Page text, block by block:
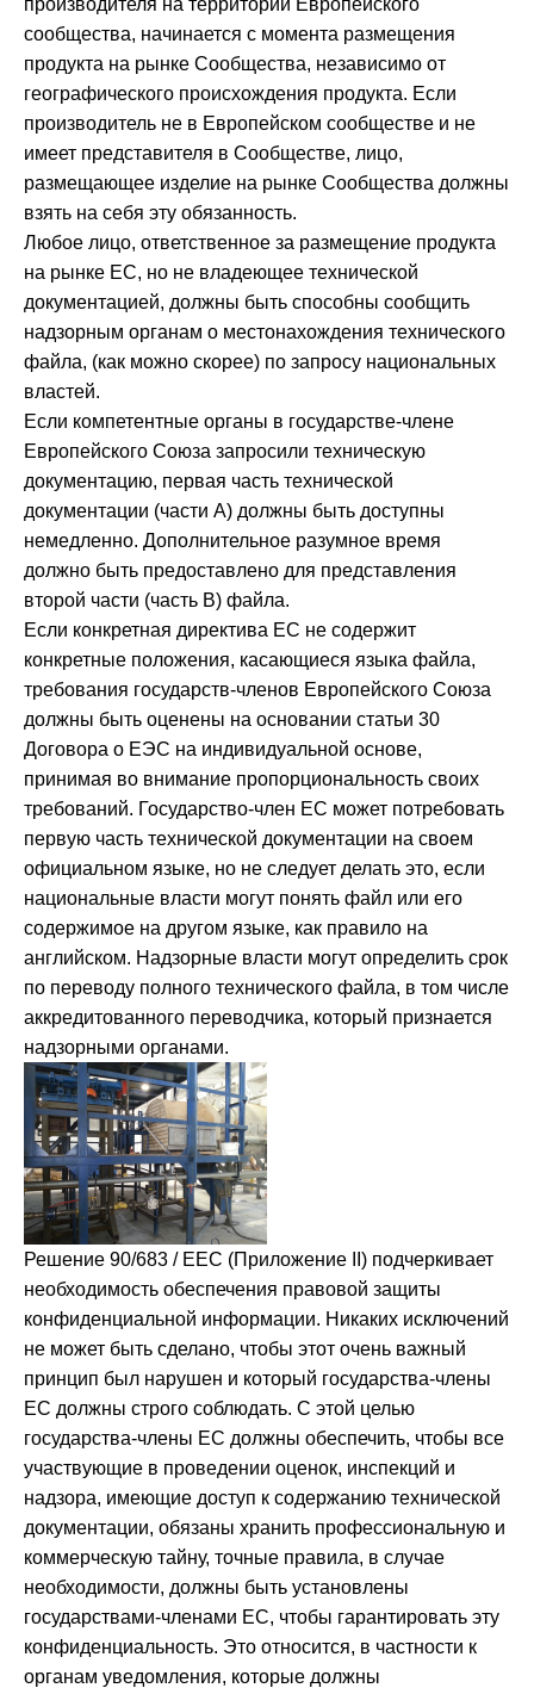
производителя на территории Европейского
сообщества, начинается с момента размещения
продукта на рынке Сообщества, независимо от
географического происхождения продукта. Если
производитель не в Европейском сообществе и не
имеет представителя в Сообществе, лицо,
размещающее изделие на рынке Сообщества должны
взять на себя эту обязанность.
Любое лицо, ответственное за размещение продукта
на рынке ЕС, но не владеющее технической
документацией, должны быть способны сообщить
надзорным органам о местонахождения технического
файла, (как можно скорее) по запросу национальных
властей.
Если компетентные органы в государстве-члене
Европейского Союза запросили техническую
документацию, первая часть технической
документации (части А) должны быть доступны
немедленно. Дополнительное разумное время
должно быть предоставлено для представления
второй части (часть В) файла.
Если конкретная директива ЕС не содержит
конкретные положения, касающиеся языка файла,
требования государств-членов Европейского Союза
должны быть оценены на основании статьи 30
Договора о ЕЭС на индивидуальной основе,
принимая во внимание пропорциональность своих
требований. Государство-член ЕС может потребовать
первую часть технической документации на своем
официальном языке, но не следует делать это, если
национальные власти могут понять файл или его
содержимое на другом языке, как правило на
английском. Надзорные власти могут определить срок
по переводу полного технического файла, в том числе
аккредитованного переводчика, который признается
надзорными органами.
Решение 90/683 / EEC (Приложение II) подчеркивает
необходимость обеспечения правовой защиты
конфиденциальной информации. Никаких исключений
не может быть сделано, чтобы этот очень важный
принцип был нарушен и который государства-члены
ЕС должны строго соблюдать. С этой целью
государства-члены ЕС должны обеспечить, чтобы все
участвующие в проведении оценок, инспекций и
надзора, имеющие доступ к содержанию технической
документации, обязаны хранить профессиональную и
коммерческую тайну, точные правила, в случае
необходимости, должны быть установлены
государствами-членами ЕС, чтобы гарантировать эту
конфиденциальность. Это относится, в частности к
органам уведомления, которые должны